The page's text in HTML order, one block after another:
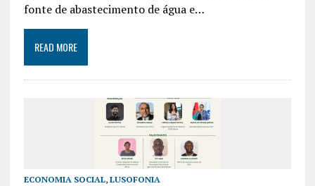
fonte de abastecimento de água e…
READ MORE
ECONOMIA SOCIAL, LUSOFONIA